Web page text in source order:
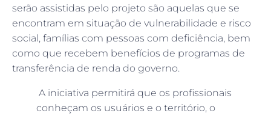
serão assistidas pelo projeto são aquelas que se
encontram em situação de vulnerabilidade e risco
social, famílias com pessoas com deficiência, bem
como que recebem benefícios de programas de
transferência de renda do governo.
A iniciativa permitirá que os profissionais
conheçam os usuários e o território, o